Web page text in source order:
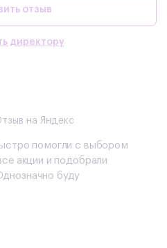
отзыв
директору
на Яндекс
помогли с выбором
акции и подобрали
буду